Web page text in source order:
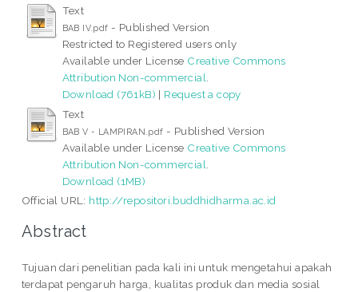
Text
BAB IV.pdf - Published Version
Restricted to Registered users only
Available under License Creative Commons
Attribution Non-commercial
Download (761kB) | Request a copy
Text
BAB V - LAMPIRAN.pdf - Published Version
Available under License Creative Commons
Attribution Non-commercial
Download (1MB)
Official URL: http://repositori.buddhidharma.ac.id
Abstract
Tujuan dari penelitian pada kali ini untuk mengetahui apakah
terdapat pengaruh harga, kualitas produk dan media sosial